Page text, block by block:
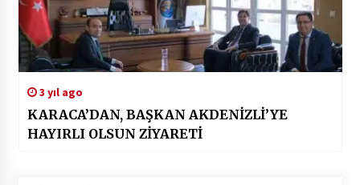
3 yıl ago
KARACA’DAN, BAŞKAN AKDENİZLİ’YE
HAYIRLI OLSUN ZİYARETİ